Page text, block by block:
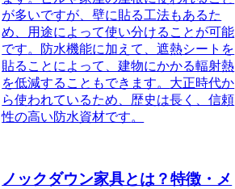
が多いですが、壁に貼る工法もあるた
め、用途によって使い分けることが可能
です。防水機能に加えて、遮熱シートを
貼ることによって、建物にかかる輻射熱
を低減することもできます。 大正時代か
ら使われているため、歴史は長く、信頼
性の高い防水資材です。
ノックダウン家具とは？特徴・メ